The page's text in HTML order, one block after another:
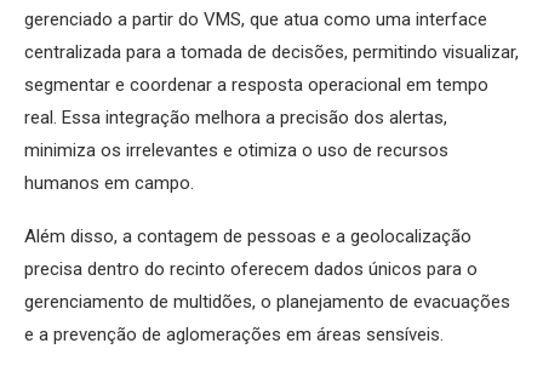
gerenciado a partir do VMS, que atua como uma interface
centralizada para a tomada de decisões, permitindo visualizar,
segmentar e coordenar a resposta operacional em tempo
real. Essa integração melhora a precisão dos alertas,
minimiza os irrelevantes e otimiza o uso de recursos
humanos em campo.
Além disso, a contagem de pessoas e a geolocalização
precisa dentro do recinto oferecem dados únicos para o
gerenciamento de multidões, o planejamento de evacuações
e a prevenção de aglomerações em áreas sensíveis.